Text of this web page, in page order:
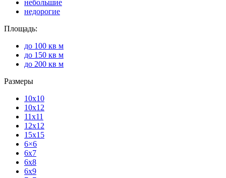
небольшие
недорогие
Площадь:
до 100 кв м
до 150 кв м
до 200 кв м
Размеры
10х10
10х12
11х11
12х12
15х15
6×6
6x7
6x8
6x9